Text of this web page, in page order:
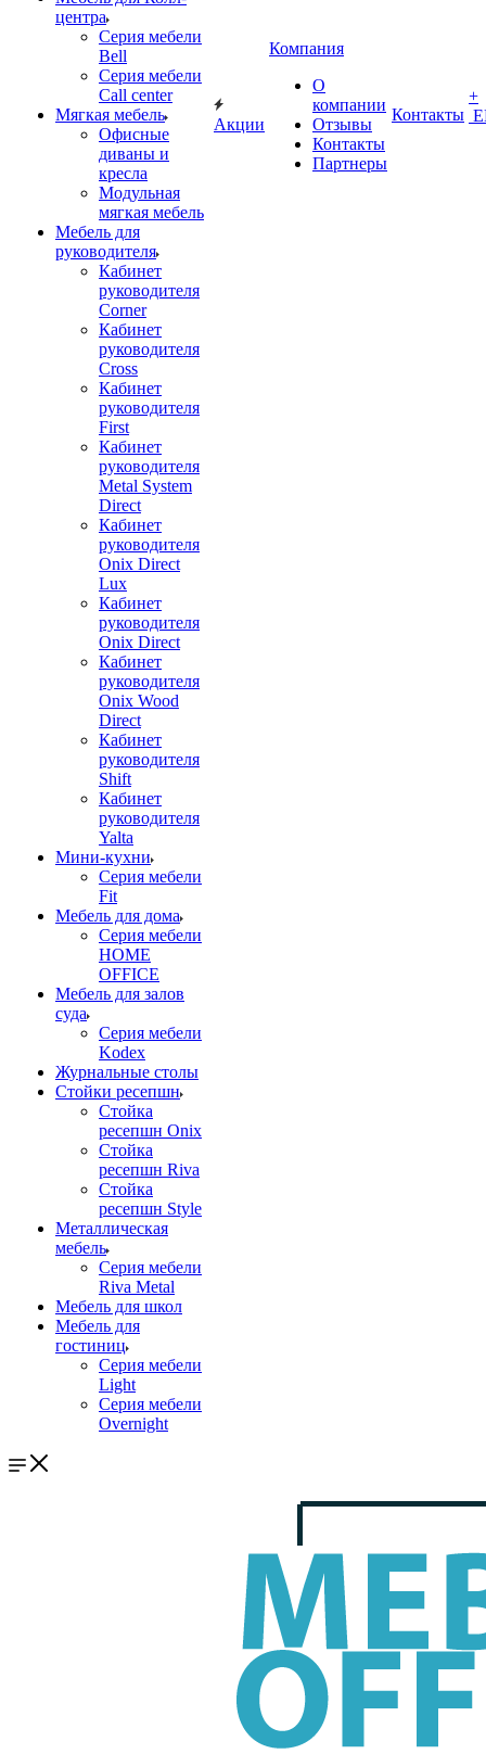
центра
Серия мебели
Bell
Серия мебели
Call center
Мягкая мебель
Офисные
диваны и
кресла
Модульная
мягкая мебель
Мебель для
руководителя
Кабинет
руководителя
Corner
Кабинет
руководителя
Cross
Кабинет
руководителя
First
Кабинет
руководителя
Metal System
Direct
Кабинет
руководителя
Onix Direct
Lux
Кабинет
руководителя
Onix Direct
Кабинет
руководителя
Onix Wood
Direct
Кабинет
руководителя
Shift
Кабинет
руководителя
Yalta
Мини-кухни
Серия мебели
Fit
Мебель для дома
Серия мебели
HOME
OFFICE
Мебель для залов
суда
Серия мебели
Kodex
Журнальные столы
Стойки ресепшн
Стойка
ресепшн Onix
Стойка
ресепшн Riva
Стойка
ресепшн Style
Металлическая
мебель
Серия мебели
Riva Metal
Мебель для школ
Мебель для
гостиниц
Серия мебели
Light
Серия мебели
Overnight
Акции
Компания
О
компании
Отзывы
Контакты
Партнеры
Контакты
+